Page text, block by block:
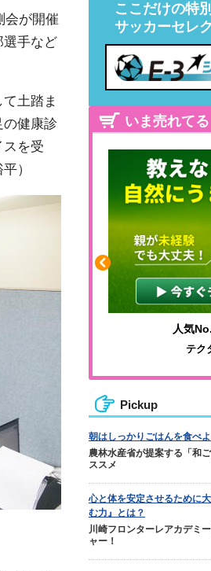
会が開催
選手など
土踏ま
の健康診
を受
）
ここだけの特
サッカーセレ
いま売れて
疲れに
バリー
人気
テク
Pickup
朝はしっかりごはんを食べよ
農林水産省が提案する「和
ススメ
心と体を安定させるために
む力』とは？
川崎フロンターレアカデミ
ャー！